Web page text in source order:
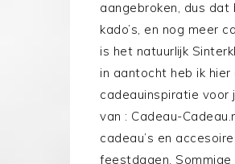
aangebroken, dus dat
kado’s, en nog meer
is het natuurlijk
in aantocht heb ik hier
cadeauinspiratie voor
van : Cadeau-
cadeau’s en
feestdagen.